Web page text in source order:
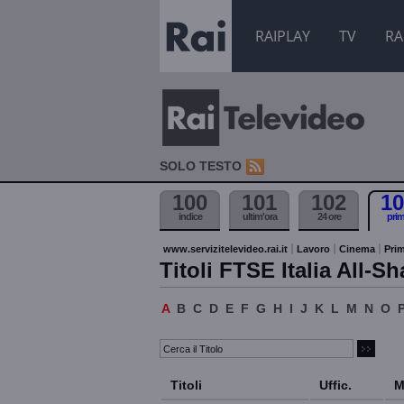
RAIPLAY TV
SOLO TESTO
100
indice
101
ultim'ora
102
24 ore
www.servizitelevideo.rai.it Lavoro Cinema
Titoli FTSE Italia All-
A B C D E F G H I J K L M N O
Titoli Uffic.